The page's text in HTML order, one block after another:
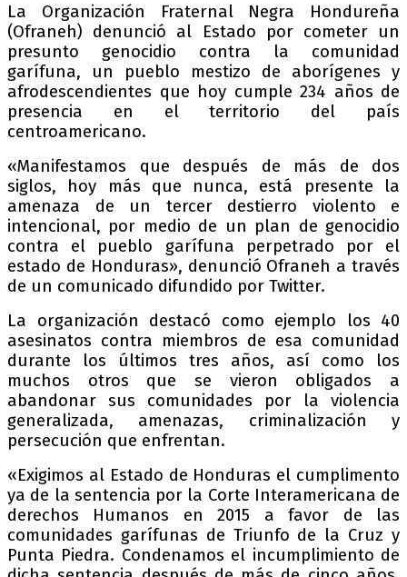
La Organización Fraternal Negra Hondureña
(Ofraneh) denunció al Estado por cometer un
presunto genocidio contra la comunidad
garífuna, un pueblo mestizo de aborígenes y
afrodescendientes que hoy cumple 234 años de
presencia en el territorio del país
centroamericano.
«Manifestamos que después de más de dos
siglos, hoy más que nunca, está presente la
amenaza de un tercer destierro violento e
intencional, por medio de un plan de genocidio
contra el pueblo garífuna perpetrado por el
estado de Honduras», denunció Ofraneh a través
de un comunicado difundido por Twitter.
La organización destacó como ejemplo los 40
asesinatos contra miembros de esa comunidad
durante los últimos tres años, así como los
muchos otros que se vieron obligados a
abandonar sus comunidades por la violencia
generalizada, amenazas, criminalización y
persecución que enfrentan.
«Exigimos al Estado de Honduras el cumplimento
ya de la sentencia por la Corte Interamericana de
derechos Humanos en 2015 a favor de las
comunidades garífunas de Triunfo de la Cruz y
Punta Piedra. Condenamos el incumplimiento de